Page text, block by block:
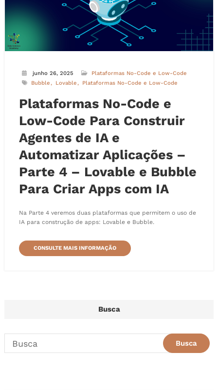
junho 26, 2025
Plataformas No-Code e Low-Code
Bubble
Lovable Plataformas No-Code e Low-Code
Plataformas No-Code e
Low-Code Para Construir
Agentes de IA e
Automatizar Aplicações –
Parte 4 – Lovable e Bubble
Para Criar Apps com IA
Na Parte 4 veremos duas plataformas que permitem o uso de
IA para construção de apps: Lovable e Bubble.
CONSULTE MAIS INFORMAÇÃO
Busca